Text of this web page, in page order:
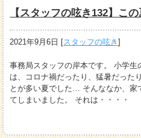
【スタッフの呟き132】こ
2021年9月6日 [スタッフの呟き]
事務局スタッフの岸本です。 小学
は、コロナ禍だったり、猛暑だった
とが多い夏でした… そんななか、家
てしまいました。 それは・・・・